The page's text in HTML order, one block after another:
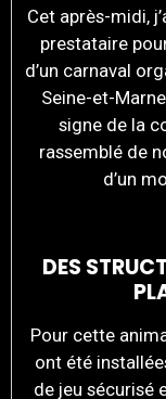
Cet après-midi,
prestataire
d’un carnaval
Seine-et-
signe de la
rassemblé de
d’un
DES
Pour cette
ont été
de jeu sécurisé